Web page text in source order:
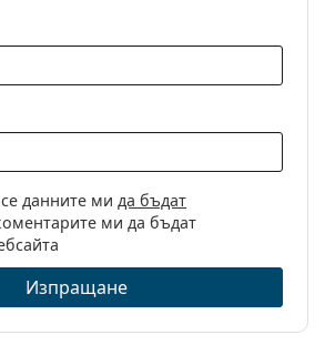
данните ми да бъдат
ми да бъдат
Изпращане